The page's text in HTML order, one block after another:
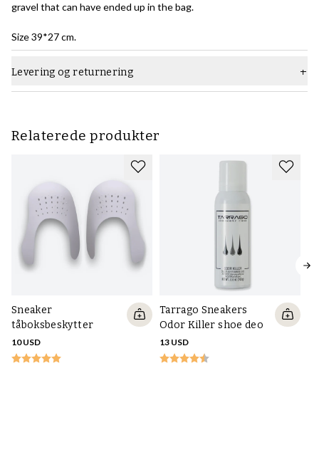
gravel that can have ended up in the bag.
Size 39*27 cm.
Levering og returnering
Relaterede produkter
Sneaker
tåboksbeskytter
10 USD
Tarrago Sneakers
Odor Killer shoe deo
13 USD